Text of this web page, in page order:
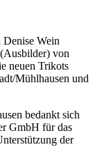
Wein
von
neuen Trikots
Mühlhausen und
bedankt sich
GmbH für das
der